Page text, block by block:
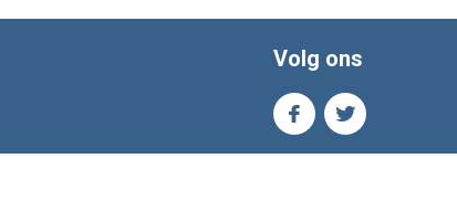
Volg ons